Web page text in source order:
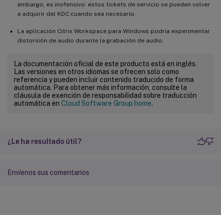
embargo, es inofensivo: estos tickets de servicio se pueden volver
a adquirir del KDC cuando sea necesario.
La aplicación Citrix Workspace para Windows podría experimentar
distorsión de audio durante la grabación de audio.
La documentación oficial de este producto está en inglés.
Las versiones en otros idiomas se ofrecen solo como
referencia y pueden incluir contenido traducido de forma
automática. Para obtener más información, consulte la
cláusula de exención de responsabilidad sobre traducción
automática en Cloud Software Group home.
¿Le ha resultado útil?
Envíenos sus comentarios